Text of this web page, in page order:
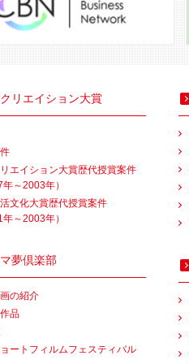
リエイション大賞
エイション大賞歴代授賞案件
年～2003年）
文化大賞歴代授賞案件
年～2003年）
夢倶楽部
の紹介
品
ートフィルムフェスティバル